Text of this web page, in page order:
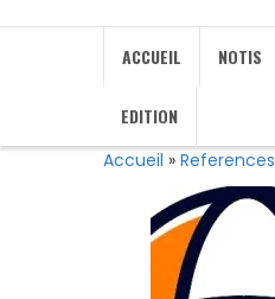
ACCUEIL NOTIS
EDITION
Accueil » References